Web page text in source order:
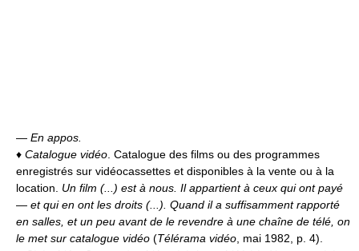
— En appos.
♦ Catalogue vidéo . Catalogue des films ou des programmes
enregistrés sur vidéocassettes et disponibles à la vente ou à la
location. Un film (...) est à nous. Il appartient à ceux qui ont payé
— et qui en ont les droits (...). Quand il a suffisamment rapporté
en salles, et un peu avant de le revendre à une chaîne de télé, on
le met sur catalogue vidéo (Télérama vidéo , mai 1982, p. 4).